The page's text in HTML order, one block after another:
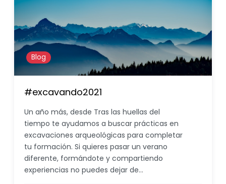
Blog
#excavando2021
Un año más, desde Tras las huellas del
tiempo te ayudamos a buscar prácticas en
excavaciones arqueológicas para completar
tu formación. Si quieres pasar un verano
diferente, formándote y compartiendo
experiencias no puedes dejar de…